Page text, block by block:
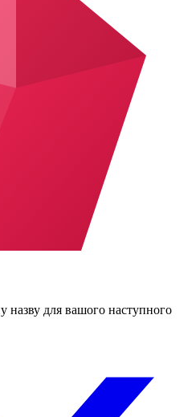
назву для вашого наступного